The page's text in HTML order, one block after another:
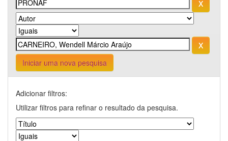
Iniciar uma nova pesquisa
Adicionar filtros:
Utilizar filtros para refinar o resultado da pesquisa.